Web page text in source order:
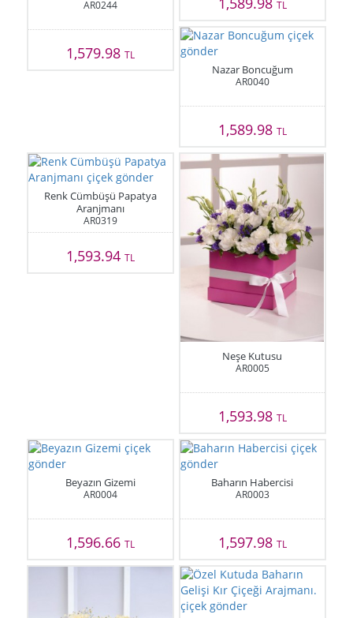
AR0244
1,579.98TL
TL
Nazar Boncuğum
AR0040
1,589.98 TL
Renk Cümbüşü Papatya
Aranjmanı
AR0319
1,593.94TL
Neşe Kutusu
AR0005
1,593.98 TL
Beyazın Gizemi
AR0004
1,596.66TL
Baharın Habercisi
AR0003
1,597.98 TL